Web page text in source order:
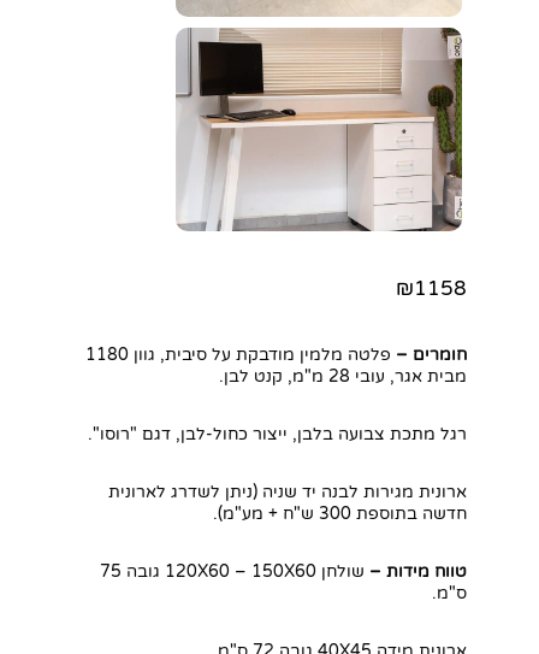
₪1158
חומרים –
פלטה מלמין מודבקת על סיבית, גוון 1180
מבית אגר, עובי 28 מ"מ, קנט לבן.
רגל מתכת צבועה בלבן, ייצור כחול-לבן, דגם "רוסו".
ארונית מגירות לבנה יד שניה (ניתן לשדרג לארונית
חדשה בתוספת 300 ש"ח + מע"מ).
טווח מידות –
שולחן 120X60 – 150X60 גובה 75
ס"מ.